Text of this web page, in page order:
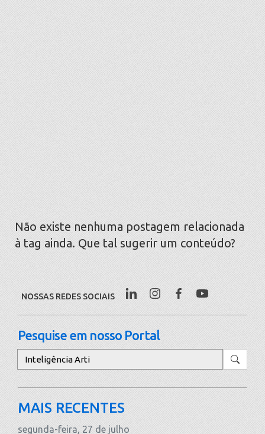
Não existe nenhuma postagem relacionada
à tag ainda. Que tal sugerir um conteúdo?
NOSSAS REDES SOCIAIS
Pesquise em nosso Portal
Pesquisar
MAIS RECENTES
segunda-feira, 27 de julho